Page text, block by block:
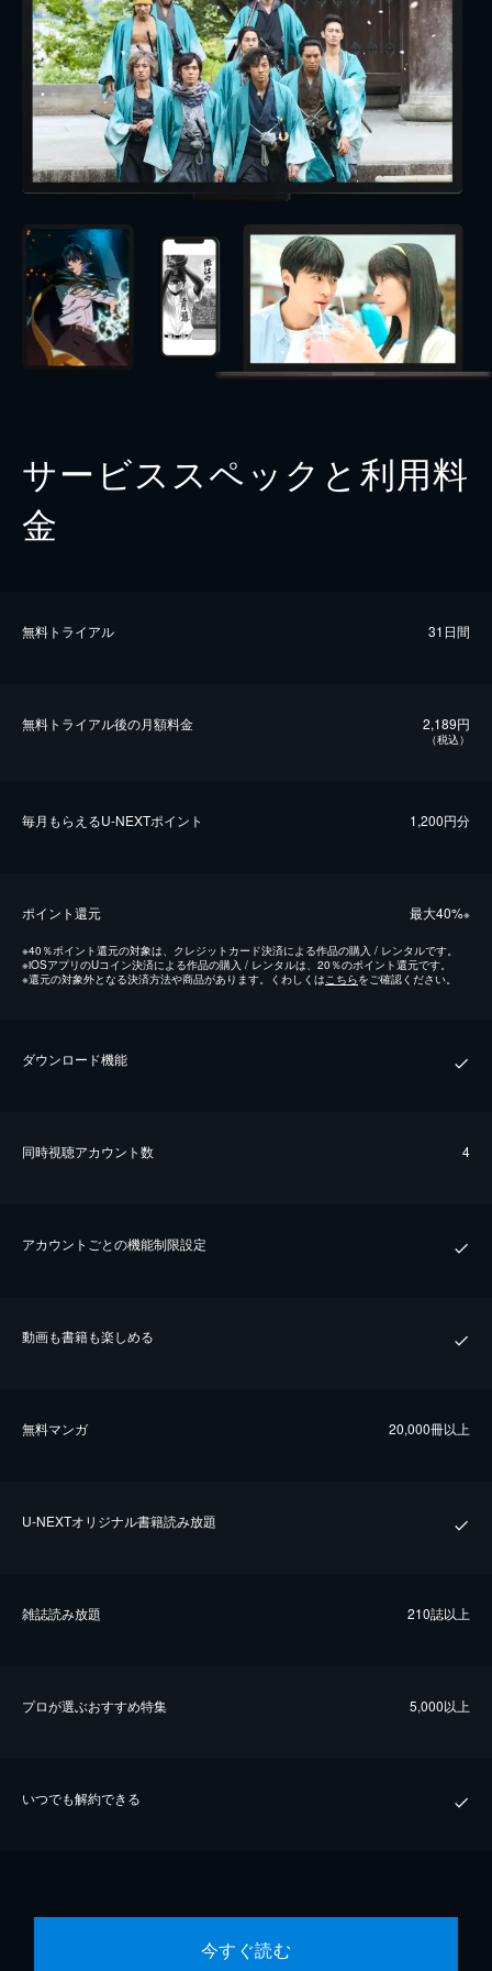
サービススペックと利用料
金
無料トライアル 31日間
無料トライアル後の⽉額料金 2,189円
（税込）
毎⽉もらえるU-NEXTポイント 1,200円分
ポイント還元 最⼤40%※
※40％ポイント還元の対象は、クレジットカード決済による作品の購入 / レンタルです。
※iOSアプリのUコイン決済による作品の購入 / レンタルは、20％のポイント還元です。
※還元の対象外となる決済方法や商品があります。くわしくはこちらをご確認ください。
ダウンロード機能
同時視聴アカウント数 4
アカウントごとの機能制限設定
動画も書籍も楽しめる
無料マンガ 20,000冊以上
U-NEXTオリジナル書籍読み放題
雑誌読み放題 210誌以上
プロが選ぶおすすめ特集 5,000以上
いつでも解約できる
今すぐ読む